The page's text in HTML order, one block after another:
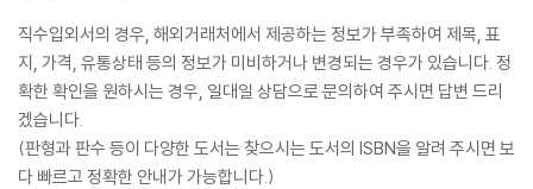
직수입외서의 경우, 해외거래처에서 제공하는 정보가 부족하여 제목, 표
지, 가격, 유통상태 등의 정보가 미비하거나 변경되는 경우가 있습니다. 정
확한 확인을 원하시는 경우, 일대일 상담으로 문의하여 주시면 답변 드리
겠습니다.
(판형과 판수 등이 다양한 도서는 찾으시는 도서의 ISBN을 알려 주시면 보
다 빠르고 정확한 안내가 가능합니다.)